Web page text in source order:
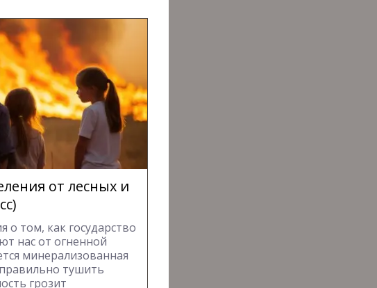
от лесных и
о том, как государство
нас от огненной
минерализованная
тушить
грозит